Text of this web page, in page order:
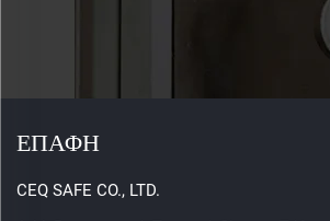
ΕΠΑΦΗ
CEQ SAFE CO., LTD.